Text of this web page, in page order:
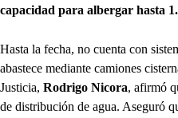
capacidad para albergar hasta
Hasta la fecha, no cuenta con
abastece mediante camiones
Justicia, Rodrigo Nicora, afirmó
de distribución de agua. Aseguró